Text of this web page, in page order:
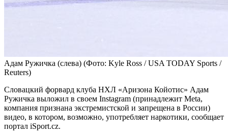
Адам Ружичка (слева) (Фото: Kyle Ross / USA TODAY Sports /
Reuters)
Словацкий форвард клуба НХЛ «Аризона Койотис» Адам
Ружичка выложил в своем Instagram (принадлежит Meta,
компания признана экстремистской и запрещена в России)
видео, в котором, возможно, употребляет наркотики, сообщает
портал iSport.cz.